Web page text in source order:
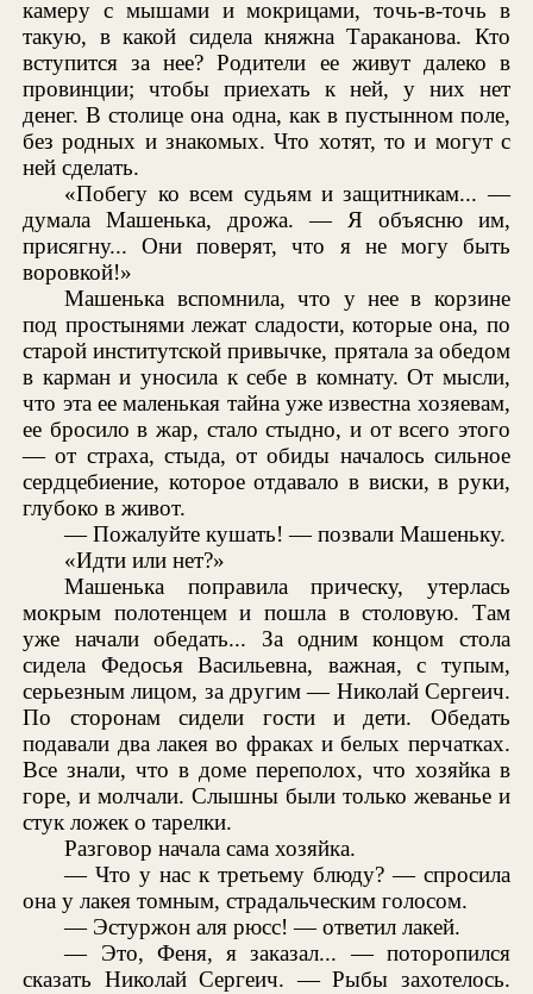
камеру с мышами и мокрицами, точь-в-точь в
такую, в какой сидела княжна Тараканова. Кто
вступится за нее? Родители ее живут далеко в
провинции; чтобы приехать к ней, у них нет
денег. В столице она одна, как в пустынном поле,
без родных и знакомых. Что хотят, то и могут с
ней сделать.
«Побегу ко всем судьям и защитникам... —
думала Машенька, дрожа. — Я объясню им,
присягну... Они поверят, что я не могу быть
воровкой!»
Машенька вспомнила, что у нее в корзине
под простынями лежат сладости, которые она, по
старой институтской привычке, прятала за обедом
в карман и уносила к себе в комнату. От мысли,
что эта ее маленькая тайна уже известна хозяевам,
ее бросило в жар, стало стыдно, и от всего этого
— от страха, стыда, от обиды началось сильное
сердцебиение, которое отдавало в виски, в руки,
глубоко в живот.
— Пожалуйте кушать! — позвали Машеньку.
«Идти или нет?»
Машенька поправила прическу, утерлась
мокрым полотенцем и пошла в столовую. Там
уже начали обедать... За одним концом стола
сидела Федосья Васильевна, важная, с тупым,
серьезным лицом, за другим — Николай Сергеич.
По сторонам сидели гости и дети. Обедать
подавали два лакея во фраках и белых перчатках.
Все знали, что в доме переполох, что хозяйка в
горе, и молчали. Слышны были только жеванье и
стук ложек о тарелки.
Разговор начала сама хозяйка.
— Что у нас к третьему блюду? — спросила
она у лакея томным, страдальческим голосом.
— Эстуржон аля рюсс! — ответил лакей.
— Это, Феня, я заказал... — поторопился
сказать Николай Сергеич. — Рыбы захотелось.